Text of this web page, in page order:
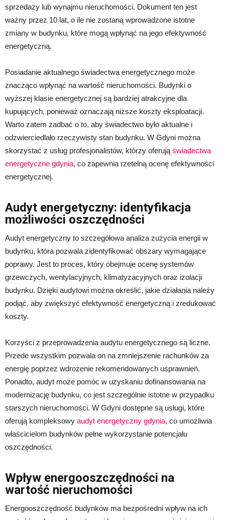
sprzedaży lub wynajmu nieruchomości. Dokument ten jest
ważny przez 10 lat, o ile nie zostaną wprowadzone istotne
zmiany w budynku, które mogą wpłynąć na jego efektywność
energetyczną.
Posiadanie aktualnego świadectwa energetycznego może
znacząco wpłynąć na wartość nieruchomości. Budynki o
wyższej klasie energetycznej są bardziej atrakcyjne dla
kupujących, ponieważ oznaczają niższe koszty eksploatacji.
Warto zatem zadbać o to, aby świadectwo było aktualne i
odzwierciedlało rzeczywisty stan budynku. W Gdyni można
skorzystać z usług profesjonalistów, którzy oferują świadectwa
energetyczne gdynia, co zapewnia rzetelną ocenę efektywności
energetycznej.
Audyt energetyczny: identyfikacja
możliwości oszczędności
Audyt energetyczny to szczegółowa analiza zużycia energii w
budynku, która pozwala zidentyfikować obszary wymagające
poprawy. Jest to proces, który obejmuje ocenę systemów
grzewczych, wentylacyjnych, klimatyzacyjnych oraz izolacji
budynku. Dzięki audytowi można określić, jakie działania należy
podjąć, aby zwiększyć efektywność energetyczną i zredukować
koszty.
Korzyści z przeprowadzenia audytu energetycznego są liczne.
Przede wszystkim pozwala on na zmniejszenie rachunków za
energię poprzez wdrożenie rekomendowanych usprawnień.
Ponadto, audyt może pomóc w uzyskaniu dofinansowania na
modernizację budynku, co jest szczególnie istotne w przypadku
starszych nieruchomości. W Gdyni dostępne są usługi, które
oferują kompleksowy audyt energetyczny gdynia, co umożliwia
właścicielom budynków pełne wykorzystanie potencjału
oszczędności.
Wpływ energooszczędności na
wartość nieruchomości
Energooszczędność budynków ma bezpośredni wpływ na ich